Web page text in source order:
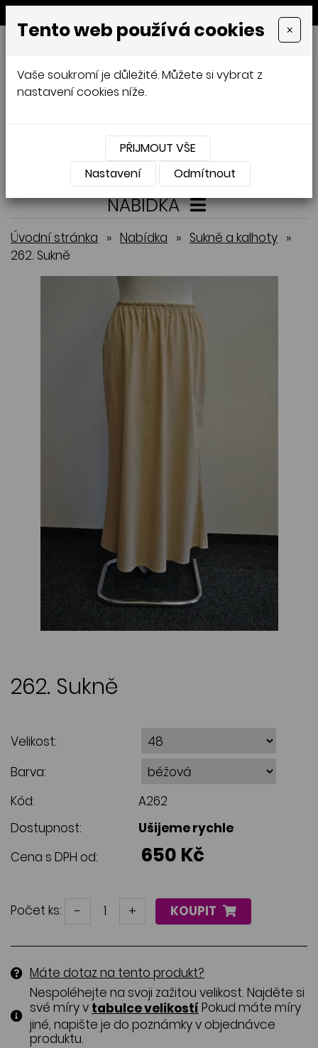
MENU
GALAMODA-XXL
Jana Mládková
XXL,ČESKÁ VÝROBA
Přihlásit Košík 0
NABÍDKA
Úvodní stránka » Nabídka » Sukně a kalhoty »
262. Sukně
262. Sukně
Velikost:
Barva:
Kód:
A262
Dostupnost:
Ušijeme rychle
Cena s DPH od:
650 Kč
Počet ks: - + KOUPIT
Máte dotaz na tento produkt?
Nespoléhejte na svoji zažitou velikost. Najděte si
své míry v tabulce velikostí Pokud máte míry
jiné, napište je do poznámky v objednávce
produktu.
Tento web používá cookies ×
Vaše soukromí je důležité. Můžete si vybrat z
nastavení cookies níže.
PŘIJMOUT VŠE
Nastavení
Odmítnout